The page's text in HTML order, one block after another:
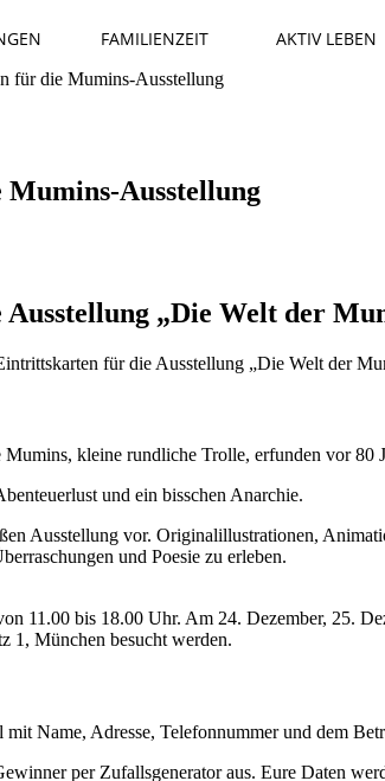
FAMILIENZEIT AKTIV LEBEN
für die Mumins-Ausstellung
Ausstellung
„Die Welt der
für die Ausstellung „Die Welt der
kleine rundliche Trolle, erfunden vor 80
und ein bisschen Anarchie.
Ausstellung vor. Originalillustrationen,
und Poesie zu erleben.
11.00 bis 18.00 Uhr. Am 24. Dezember, 25.
1, München besucht werden.
Name, Adresse, Telefonnummer und dem
per Zufallsgenerator aus. Eure Daten